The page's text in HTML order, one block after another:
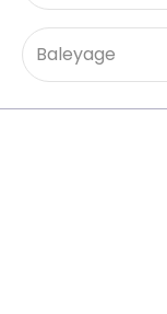
Baleyage